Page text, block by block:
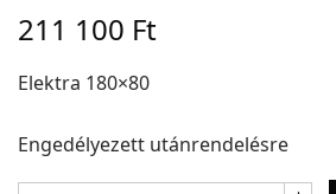
211 100 Ft
Elektra 180×80
Engedélyezett utánrendelésre